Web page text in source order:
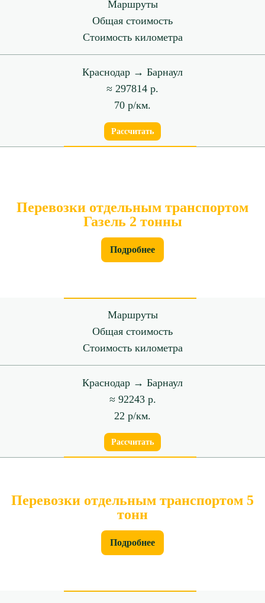
Маршруты
Общая стоимость
Стоимость километра
Краснодар → Барнаул
≈ 297814 р.
70 р/км.
Рассчитать
Перевозки отдельным транспортом
Газель 2 тонны
Подробнее
Маршруты
Общая стоимость
Стоимость километра
Краснодар → Барнаул
≈ 92243 р.
22 р/км.
Рассчитать
Перевозки отдельным транспортом 5
тонн
Подробнее